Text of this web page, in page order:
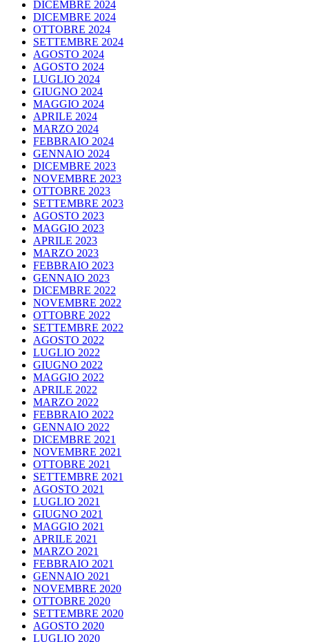
DICEMBRE 2024
DICEMBRE 2024
OTTOBRE 2024
SETTEMBRE 2024
AGOSTO 2024
AGOSTO 2024
LUGLIO 2024
GIUGNO 2024
MAGGIO 2024
APRILE 2024
MARZO 2024
FEBBRAIO 2024
GENNAIO 2024
DICEMBRE 2023
NOVEMBRE 2023
OTTOBRE 2023
SETTEMBRE 2023
AGOSTO 2023
MAGGIO 2023
APRILE 2023
MARZO 2023
FEBBRAIO 2023
GENNAIO 2023
DICEMBRE 2022
NOVEMBRE 2022
OTTOBRE 2022
SETTEMBRE 2022
AGOSTO 2022
LUGLIO 2022
GIUGNO 2022
MAGGIO 2022
APRILE 2022
MARZO 2022
FEBBRAIO 2022
GENNAIO 2022
DICEMBRE 2021
NOVEMBRE 2021
OTTOBRE 2021
SETTEMBRE 2021
AGOSTO 2021
LUGLIO 2021
GIUGNO 2021
MAGGIO 2021
APRILE 2021
MARZO 2021
FEBBRAIO 2021
GENNAIO 2021
NOVEMBRE 2020
OTTOBRE 2020
SETTEMBRE 2020
AGOSTO 2020
LUGLIO 2020